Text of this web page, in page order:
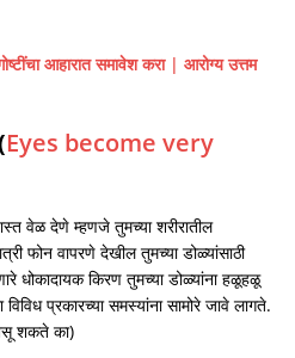
आहारात समावेश करा | आरोग्य उत्तम
Eyes become very
वेळ देणे म्हणजे तुमच्या शरीरातील
फोन वापरणे देखील तुमच्या डोळ्यांसाठी
धोकादायक किरण तुमच्या डोळ्यांना हळूहळू
प्रकारच्या समस्यांना सामोरे जावे लागते.
शकते का)